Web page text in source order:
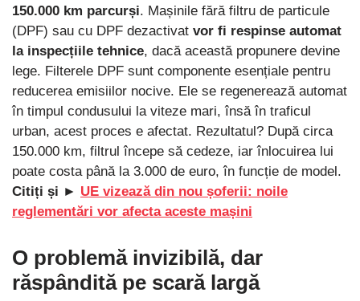
150.000 km parcurși. Mașinile fără filtru de particule
(DPF) sau cu DPF dezactivat vor fi respinse automat
la inspecțiile tehnice, dacă această propunere devine
lege. Filterele DPF sunt componente esențiale pentru
reducerea emisiilor nocive. Ele se regenerează automat
în timpul condusului la viteze mari, însă în traficul
urban, acest proces e afectat. Rezultatul? După circa
150.000 km, filtrul începe să cedeze, iar înlocuirea lui
poate costa până la 3.000 de euro, în funcție de model.
Citiți și ► UE vizează din nou șoferii: noile
reglementări vor afecta aceste mașini
O problemă invizibilă, dar
răspândită pe scară largă